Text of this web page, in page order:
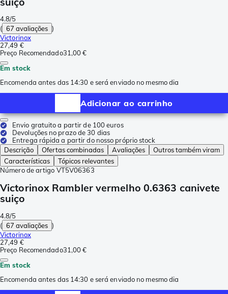
4.8/5
( 67 avaliações )
Victorinox
27,49 €
Preço Recomendado31,00 €
Em stock
Encomenda antes das 14:30 e será enviado no mesmo dia
Adicionar ao carrinho
Envio gratuito a partir de 100 euros
Devoluções no prazo de 30 dias
Entrega rápida a partir do nosso próprio stock
Descrição
Ofertas combinadas Avaliações
Outros também viram
Características
Tópicos relevantes
Número de artigo VT5V06363
Victorinox Rambler vermelho 0.6363 canivete
suiço
4.8/5
( 67 avaliações )
Victorinox
27,49 €
Preço Recomendado31,00 €
Em stock
Encomenda antes das 14:30 e será enviado no mesmo dia